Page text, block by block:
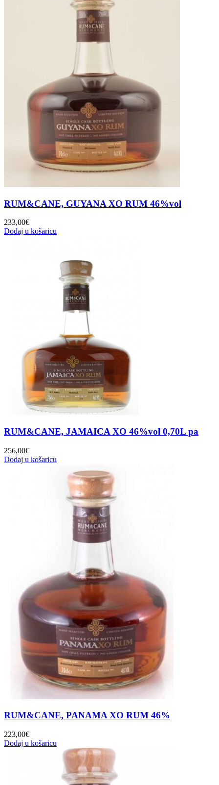
RUM&CANE, GUYANA XO RUM 46%vol
233,00€
Dodaj u košaricu
RUM&CANE, JAMAICA XO 46%vol 0,70L pa
256,00€
Dodaj u košaricu
RUM&CANE, PANAMA XO RUM 46%
223,00€
Dodaj u košaricu